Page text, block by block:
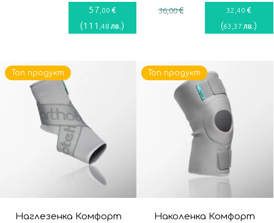
57 ,00 €
(111 ,48 лв.)
36,00€ 32 ,40 €
(63 ,37 лв.)
Наглезенка Комфорт
Топ продукт
Наколенка Комфорт
Топ продукт